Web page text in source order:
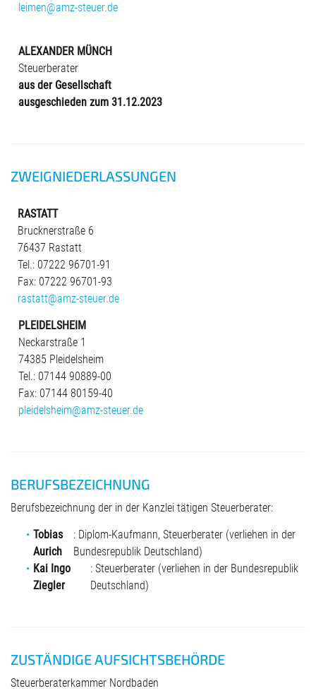
leimen@amz-steuer.de
ALEXANDER MÜNCH
Steuerberater
aus der Gesellschaft
ausgeschieden zum 31.12.2023
ZWEIGNIEDERLASSUNGEN
RASTATT
Brucknerstraße 6
76437 Rastatt
Tel.: 07222 96701-91
Fax: 07222 96701-93
rastatt@amz-steuer.de
PLEIDELSHEIM
Neckarstraße 1
74385 Pleidelsheim
Tel.: 07144 90889-00
Fax: 07144 80159-40
pleidelsheim@amz-steuer.de
BERUFSBEZEICHNUNG
Berufsbezeichnung der in der Kanzlei tätigen Steuerberater:
Tobias
Aurich
: Diplom-Kaufmann, Steuerberater (verliehen in der
Bundesrepublik Deutschland)
Kai Ingo
Ziegler
: Steuerberater (verliehen in der Bundesrepublik
Deutschland)
ZUSTÄNDIGE AUFSICHTSBEHÖRDE
Steuerberaterkammer Nordbaden